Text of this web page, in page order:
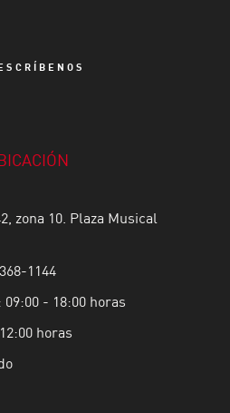
zona 10. Plaza Musical
1144
- 18:00 horas
horas